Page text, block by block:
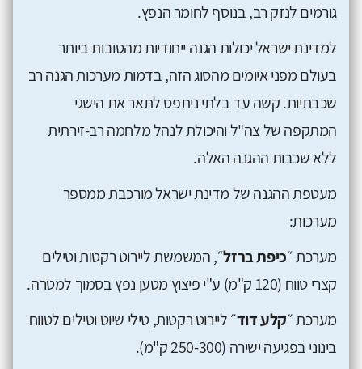
גורמים לנזק רב, בנוסף לחומר הנפץ.
למדינת ישראל יכולות הגנה ייחודיות מהטובות ביותר
בעולם מפני איומים מהסוג הזה, בדמות מערכות הגנה רב
שכבתיות. קשה עד בלתי ניתפס לתאר את הישגי
המתקפה של צה"ל והיכולת לנהל מלחמה רב-זירתית
ללא שכבות ההגנה האלה.
מעטפת ההגנה של מדינת ישראל מורכבת ממספר
מערכות:
מערכת ״כיפת ברזל״, המשמשת ליירוט רקטות וטילים
קצרי טווח (120 ק"מ) ע"י פיצוץ מטען נפץ בסמוך למטרה.
מערכת ״קלע דוד״ ליירוט רקטות, טילי שיוט וטילים לטווח
בינוני בפגיעה ישירה (250-300 ק"מ).